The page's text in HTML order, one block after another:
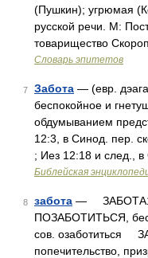
(Пушкин); угрюмая
русской речи. М:
товарищество
Словарь эпитетов
7 Забота — (евр.
беспокойное и
обдумыванием
12:3, в Синод. пер.
; Иез 12:18 и след.,
Библейская
8 забота — ЗАБОТА1,
ПОЗАБОТИТЬСЯ,
сов. озаботиться
попечительство,